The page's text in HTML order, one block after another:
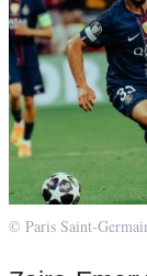
© Paris Saint-